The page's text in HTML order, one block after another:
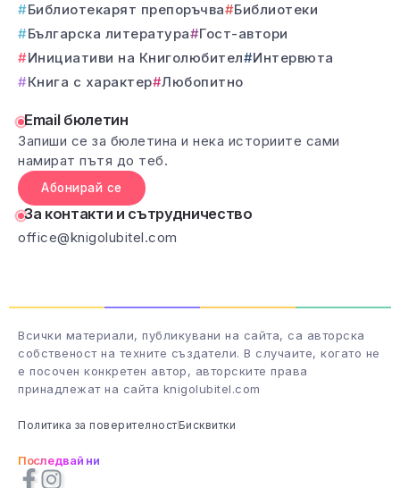
Библиотекарят препоръчва
Библиотеки
Българска литература
Гост-автори
Инициативи на Книголюбител
Интервюта
Книга с характер Любопитно
Email бюлетин
Запиши се за бюлетина и нека историите сами
намират пътя до теб.
Абонирай се
За контакти и сътрудничество
office@knigolubitel.com
Всички материали, публикувани на сайта, са авторска
собственост на техните създатели. В случаите, когато не
е посочен конкретен автор, авторските права
принадлежат на сайта knigolubitel.com
Политика за поверителност Бисквитки
Последвай ни